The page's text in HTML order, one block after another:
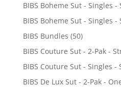
BIBS Boheme Sut - Singles -
BIBS Boheme Sut - Singles
BIBS Bundles (50)
BIBS Couture Sut - 2-Pak -
BIBS Couture Sut - Singles -
BIBS De Lux Sut - 2-Pak -